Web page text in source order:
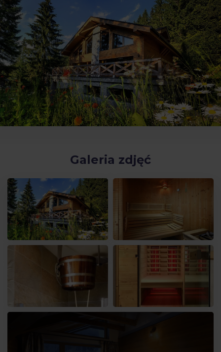
Galeria zdjęć